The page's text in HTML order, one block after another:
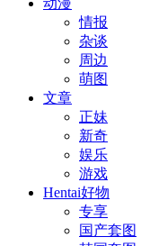
动漫
情报
杂谈
周边
萌图
文章
正妹
新奇
娱乐
游戏
Hentai好物
专享
国产套图